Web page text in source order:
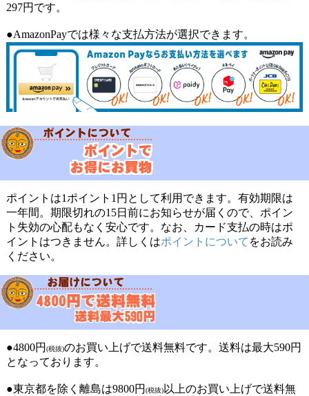
297円です。
●AmazonPayでは様々な支払方法が選択できます。
ポイントは1ポイント1円として利用できます。有効期限は
一年間。期限切れの15日前にお知らせが届くので、ポイン
ト失効の心配もなく安心です。なお、カード支払の時はポ
イントはつきません。詳しくはポイントについて をお読み
ください。
●4800円 (税抜)のお買い上げで送料無料です。送料は最大590円
となっております。
●東京都を除く離島は9800円 (税抜)以上のお買い上げで送料無